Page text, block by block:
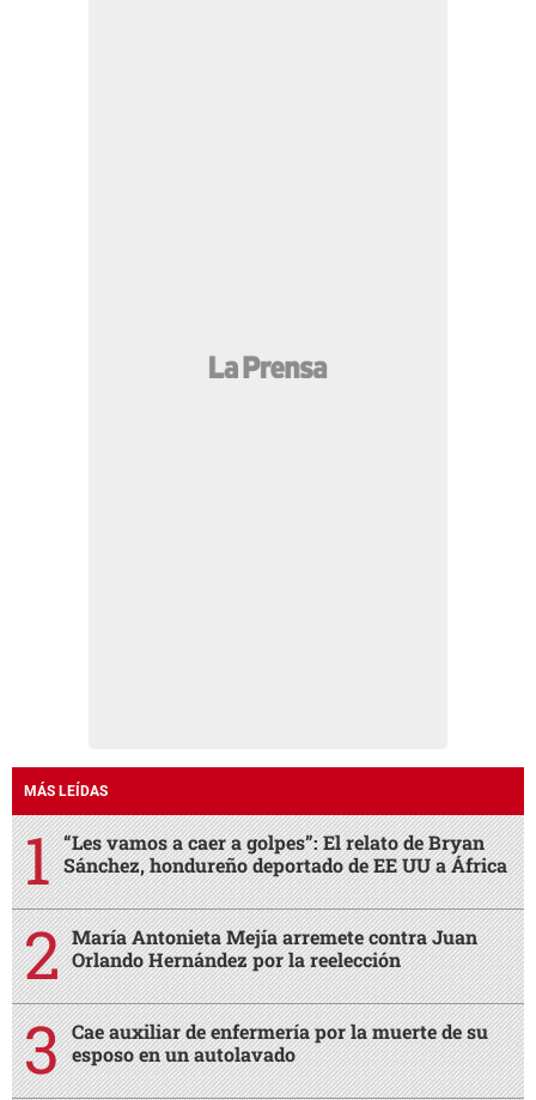
MÁS LEÍDAS
“Les vamos a caer a golpes”: El relato de Bryan
Sánchez, hondureño deportado de EE UU a África
María Antonieta Mejía arremete contra Juan
Orlando Hernández por la reelección
Cae auxiliar de enfermería por la muerte de su
esposo en un autolavado